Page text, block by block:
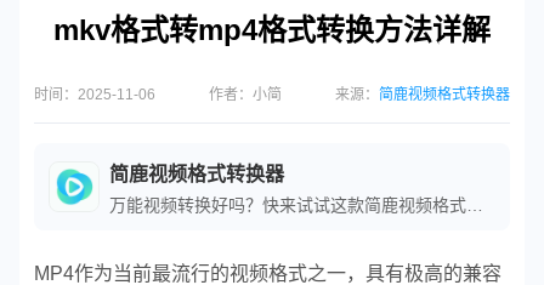
mkv格式转mp4格式转换方法详解
时间：2025-11-06 作者：小简 来源： 简鹿视频格式转换器
简鹿视频格式转换器
MP4作为当前最流行的视频格式之一，具有极高的兼容